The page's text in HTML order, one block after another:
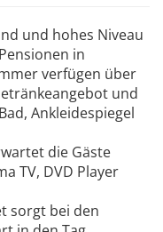
und hohes Niveau
in
verfügen über
und
Ankleidespiegel
die Gäste
TV, DVD Player
sorgt bei den